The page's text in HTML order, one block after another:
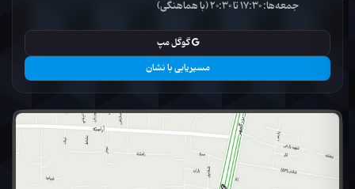
جمعه‌ها: 17:30 تا 20:30 (با هماهنگی)
گوگل مپ
مسیریابی با نشان